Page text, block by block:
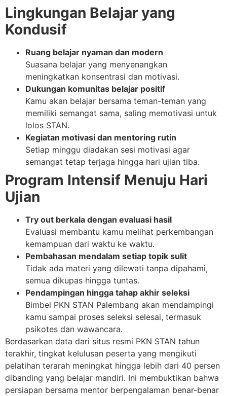
Lingkungan Belajar yang
Kondusif
Ruang belajar nyaman dan modern
Suasana belajar yang menyenangkan
meningkatkan konsentrasi dan motivasi.
Dukungan komunitas belajar positif
Kamu akan belajar bersama teman-teman yang
memiliki semangat sama, saling memotivasi untuk
lolos STAN.
Kegiatan motivasi dan mentoring rutin
Setiap minggu diadakan sesi motivasi agar
semangat tetap terjaga hingga hari ujian tiba.
Program Intensif Menuju Hari
Ujian
Try out berkala dengan evaluasi hasil
Evaluasi membantu kamu melihat perkembangan
kemampuan dari waktu ke waktu.
Pembahasan mendalam setiap topik sulit
Tidak ada materi yang dilewati tanpa dipahami,
semua dikupas hingga tuntas.
Pendampingan hingga tahap akhir seleksi
Bimbel PKN STAN Palembang akan mendampingi
kamu sampai proses seleksi selesai, termasuk
psikotes dan wawancara.
Berdasarkan data dari situs resmi PKN STAN tahun
terakhir, tingkat kelulusan peserta yang mengikuti
pelatihan terarah meningkat hingga lebih dari 40 persen
dibanding yang belajar mandiri. Ini membuktikan bahwa
persiapan bersama mentor berpengalaman benar-benar